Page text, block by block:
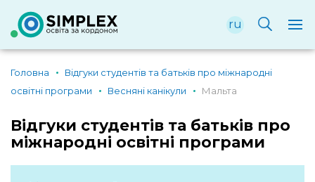
ru
Головна
Відгуки студентів та батьків про міжнародні
освітні програми
Весняні канікули Мальта
Відгуки студентів та батьків про
міжнародні освітні програми